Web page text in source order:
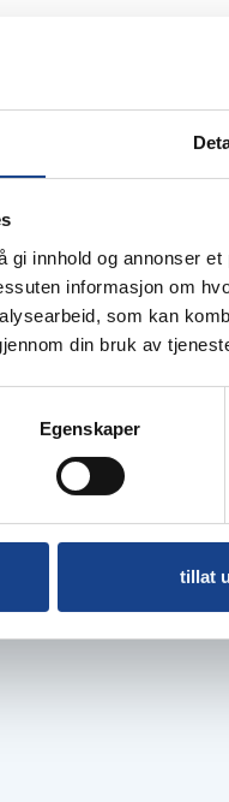
gi innhold og annonser
informasjon om
som kan
din bruk av
Egenskaper
tillat